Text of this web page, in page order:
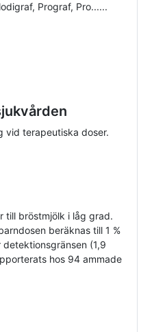
Prograf, Pro......
vid terapeutiska doser.
till bröstmjölk i låg grad.
beräknas till 1 %
(1,9
hos 94 ammade